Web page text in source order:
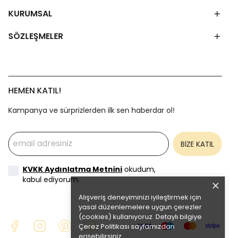
Alışveriş deneyiminizi iyileştirmek için
yasal düzenlemelere uygun çerezler
(cookies) kullanıyoruz. Detaylı bilgiye
Çerez Politikası sayfamızdan
KURUMSAL
SÖZLEŞMELER
HEMEN KATIL!
Kampanya ve sürprizlerden ilk sen haberdar ol!
BİZE KATIL
KVKK Aydınlatma Metnini okudum,
kabul ediyorum.